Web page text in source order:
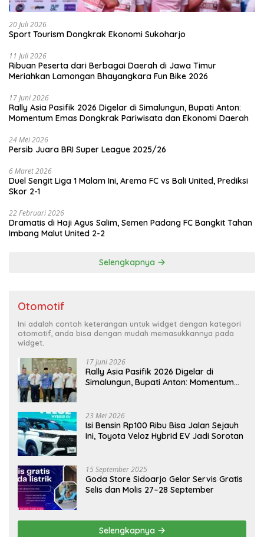
20 Juli 2026
Sport Tourism Dongkrak Ekonomi Sukoharjo
11 Juli 2026
Ribuan Peserta dari Berbagai Daerah di Jawa Timur
Meriahkan Lamongan Bhayangkara Fun Bike 2026
17 Juni 2026
Rally Asia Pasifik 2026 Digelar di Simalungun, Bupati Anton:
Momentum Emas Dongkrak Pariwisata dan Ekonomi Daerah
24 Mei 2026
Persib Juara BRI Super League 2025/26
6 Maret 2026
Duel Sengit Liga 1 Malam Ini, Arema FC vs Bali United, Prediksi
Skor 2-1
22 Februari 2026
Dramatis di Haji Agus Salim, Semen Padang FC Bangkit Tahan
Imbang Malut United 2-2
Selengkapnya
Otomotif
Ini adalah contoh keterangan untuk widget dengan kategori
otomotif, anda bisa dengan mudah memasukkannya pada
widget.
17 Juni 2026
Rally Asia Pasifik 2026 Digelar di
Simalungun, Bupati Anton: Momentum
23 Mei 2026
Isi Bensin Rp100 Ribu Bisa Jalan Sejauh
Ini, Toyota Veloz Hybrid EV Jadi Sorotan
15 September 2025
Goda Store Sidoarjo Gelar Servis Gratis
Selis dan Molis 27–28 September
Selengkapnya